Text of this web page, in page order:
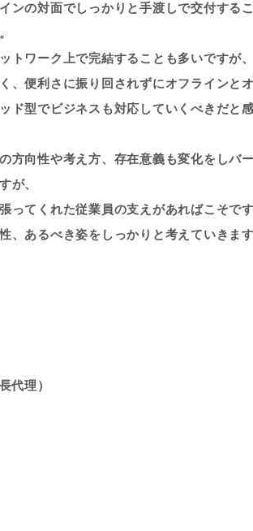
ンの対面でし っかりと手渡しで交付する
トワーク上で完結することも多いですが、
、便利さに振り回されずにオフラインと
ド型でビジネスも対応していくべきだと
方向性や考え方、 存在意義も変化をしバ
が、
ってくれた従業員の支えがあればこ そです
、 あるべき姿をしっかりと考えていきま
理）